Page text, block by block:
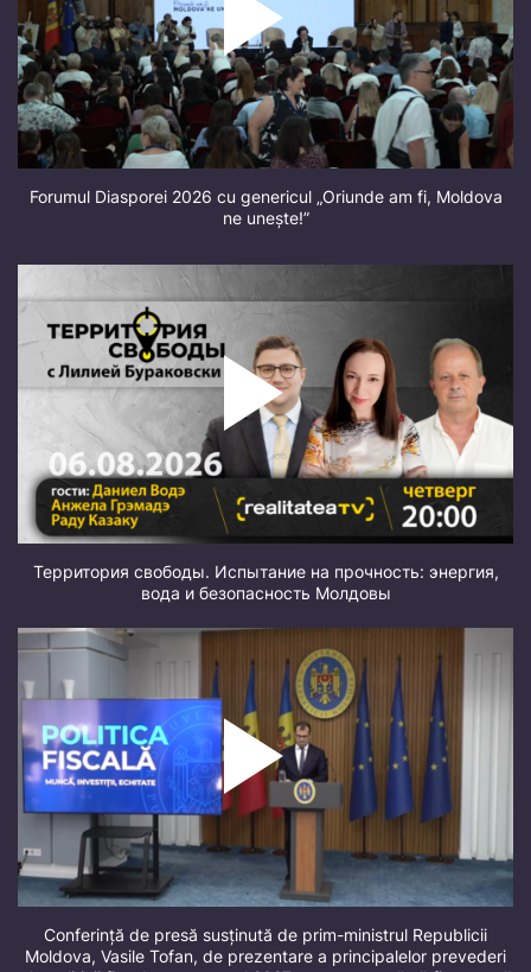
Forumul Diasporei 2026 cu genericul „Oriunde am fi, Moldova
ne unește!”
Территория свободы. Испытание на прочность: энергия,
вода и безопасность Молдовы
Conferință de presă susținută de prim-ministrul Republicii
Moldova, Vasile Tofan, de prezentare a principalelor prevederi